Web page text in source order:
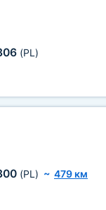
(PL)
(PL) ~ 479 км